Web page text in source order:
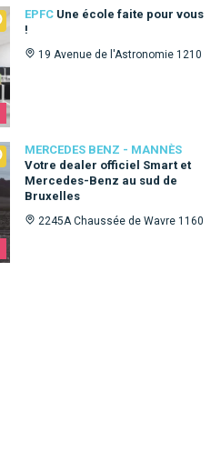
EPFC Une école faite pour vous
!
19 Avenue de l'Astronomie 1210
MERCEDES BENZ - MANNÈS
Votre dealer officiel Smart et
Mercedes-Benz au sud de
Bruxelles
2245A Chaussée de Wavre 1160